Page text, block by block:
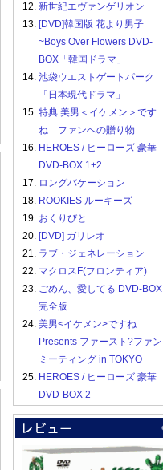
12. 新世紀エヴァンゲリオン
13. [DVD]韓国版 花より男子
~Boys Over Flowers DVD-
BOX「韓国ドラマ」
14. 池袋ウエストゲートパーク
「日本現代ドラマ」
15. 特典 美男＜イケメン＞です
ね ファンへの贈り物
16. HEROES / ヒーローズ 豪華
DVD-BOX 1+2
17. ロングバケーション
18. ROOKIES ルーキーズ
19. おくりびと
20. [DVD] ガリレオ
21. ラブ・ジェネレーション
22. マクロスF(フロンティア)
23. ごめん、愛してる DVD-BOX
完全版
24. 美男<イケメン>ですね
Presents ファースト?ファン
ミーティング in TOKYO
25. HEROES / ヒーローズ 豪華
DVD-BOX 2